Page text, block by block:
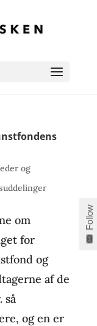
og
om
for
og
af de
så
og en er
Follow